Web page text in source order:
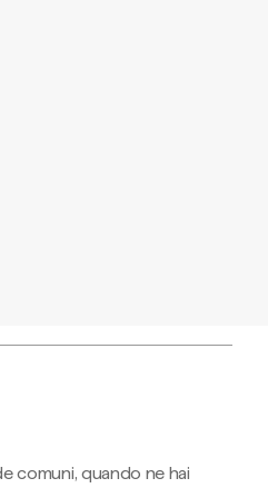
comuni, quando ne hai